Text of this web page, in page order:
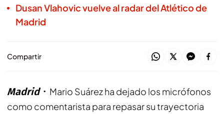
Dusan Vlahovic vuelve al radar del Atlético de
Madrid
Compartir
Madrid
Mario Suárez ha dejado los micrófonos
como comentarista para repasar su trayectoria